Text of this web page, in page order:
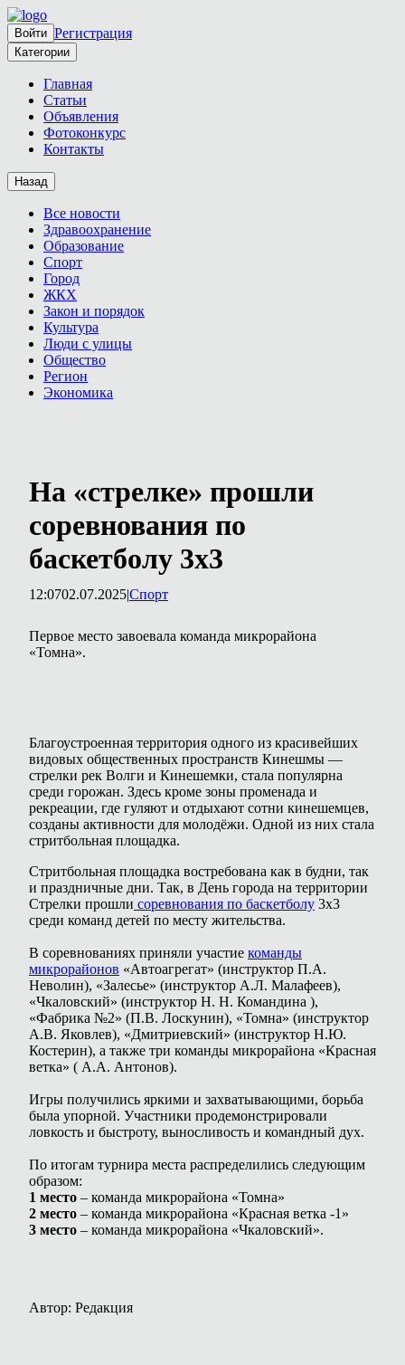
Войти Регистрация
Категории
Главная
Статьи
Объявления
Фотоконкурс
Контакты
Назад
Все новости
Здравоохранение
Образование
Спорт
Город
ЖКХ
Закон и порядок
Культура
Люди с улицы
Общество
Регион
Экономика
На «стрелке» прошли
соревнования по
баскетболу 3х3
12:0702.07.2025|Спорт
Первое место завоевала команда микрорайона
«Томна».
Благоустроенная территория одного из красивейших
видовых общественных пространств Кинешмы —
стрелки рек Волги и Кинешемки, стала популярна
среди горожан. Здесь кроме зоны променада и
рекреации, где гуляют и отдыхают сотни кинешемцев,
созданы активности для молодёжи. Одной из них стала
стритбольная площадка.
Стритбольная площадка востребована как в будни, так
и праздничные дни. Так, в День города на территории
Стрелки прошли соревнования по баскетболу 3х3
среди команд детей по месту жительства.
В соревнованиях приняли участие команды
микрорайонов «Автоагрегат» (инструктор П.А.
Неволин), «Залесье» (инструктор А.Л. Малафеев),
«Чкаловский» (инструктор Н. Н. Командина ),
«Фабрика №2» (П.В. Лоскунин), «Томна» (инструктор
А.В. Яковлев), «Дмитриевский» (инструктор Н.Ю.
Костерин), а также три команды микрорайона «Красная
ветка» ( А.А. Антонов).
Игры получились яркими и захватывающими, борьба
была упорной. Участники продемонстрировали
ловкость и быстроту, выносливость и командный дух.
По итогам турнира места распределились следующим
образом:
1 место – команда микрорайона «Томна»
2 место – команда микрорайона «Красная ветка -1»
3 место – команда микрорайона «Чкаловский».
Автор: Редакция